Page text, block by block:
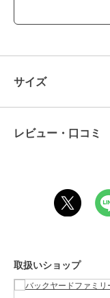
【素材】
【パッケージサイズ】
[縦]約7cm／[横]約
【お箸】
※サイズは当店計測の
表記サイズとは多少の
【注意点】
[対象年齢]3歳以上[付
サイズ
レビュー・口コミ
取扱いショップ